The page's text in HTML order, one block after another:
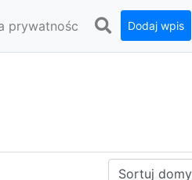
prywatnośc Dodaj wpis
Sortuj: